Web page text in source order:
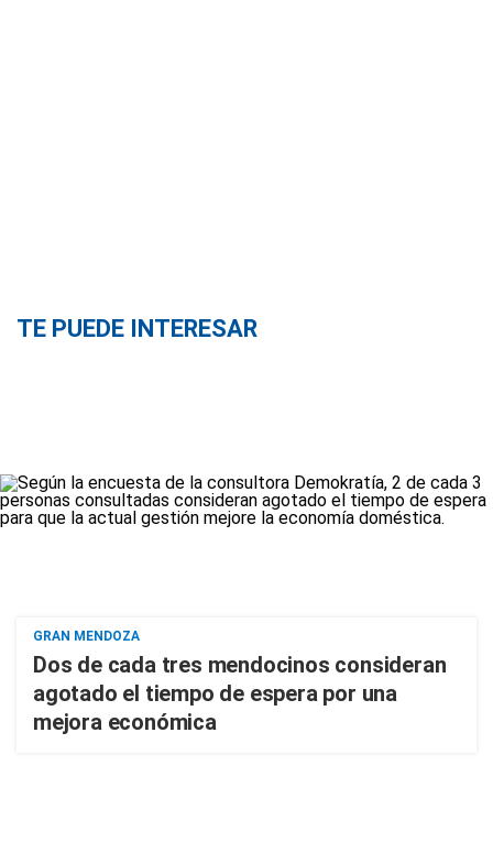
TE PUEDE INTERESAR
GRAN MENDOZA
Dos de cada tres mendocinos consideran
agotado el tiempo de espera por una
mejora económica